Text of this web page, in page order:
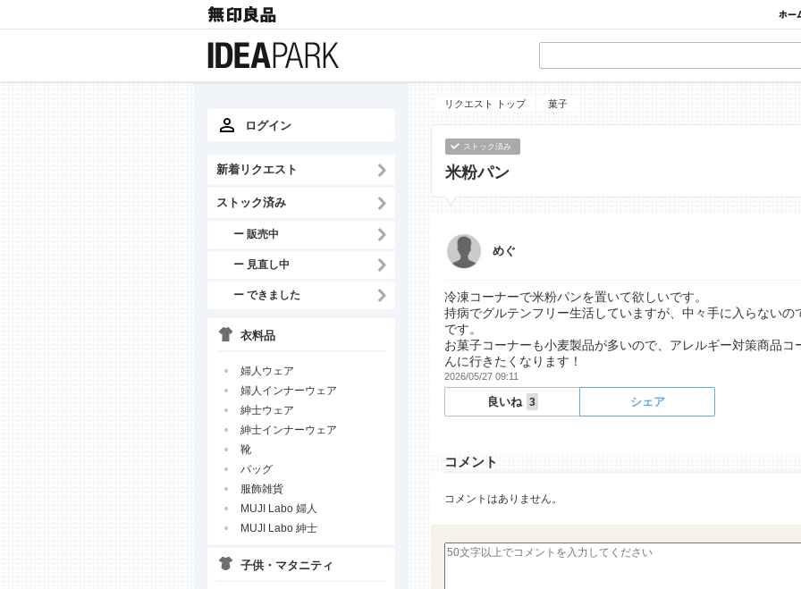
ログイン
新着リクエスト
ストック済み
ー 販売中
ー 見直し中
ー できました
衣料品
婦人ウェア
婦人インナーウェア
紳士ウェア
紳士インナーウェア
靴
バッグ
服飾雑貨
MUJI Labo 婦人
MUJI Labo 紳士
子供・マタニティ
リクエスト トップ 菓子
ストック済み
米粉パン
めぐ
冷凍コーナーで米粉パンを置いて欲しいです。
持病でグルテンフリー生活していますが、中々手に入らない
です。
お菓子コーナーも小麦製品が多いので、アレルギー対策商品
んに行きたくなります！
2026/05/27 09:11
良いね 3 シェア
コメント
コメントはありません。